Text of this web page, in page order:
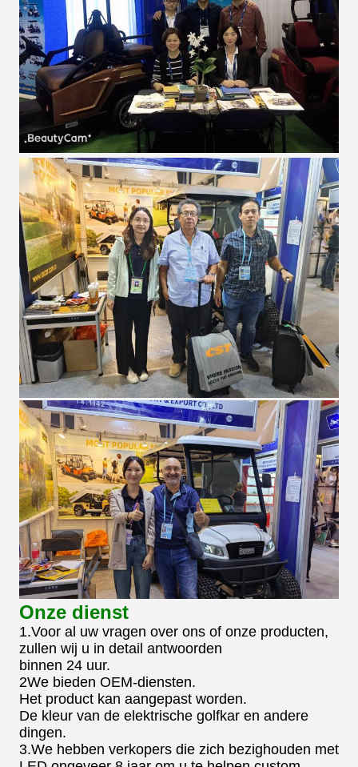
Onze dienst
1.Voor al uw vragen over ons of onze producten,
zullen wij u in detail antwoorden
binnen 24 uur.
2We bieden OEM-diensten.
Het product kan aangepast worden.
De kleur van de elektrische golfkar en andere
dingen.
3.We hebben verkopers die zich bezighouden met